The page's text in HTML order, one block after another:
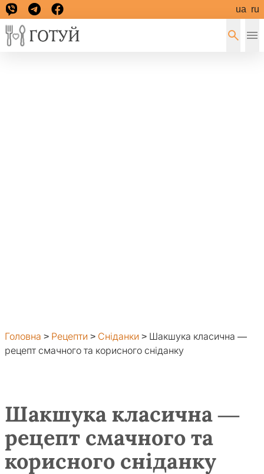
ua ru
Головна > Рецепти > Сніданки > Шакшука класична —
рецепт смачного та корисного сніданку
Шакшука класична —
рецепт смачного та
корисного сніданку